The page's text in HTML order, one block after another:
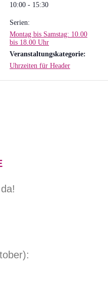
10:00 - 15:30
Serien:
Montag bis Samstag: 10.00
bis 18.00 Uhr
Veranstaltungskategorie:
Uhrzeiten für Header